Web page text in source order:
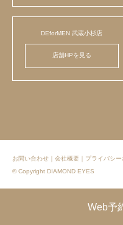
DEforMEN 武蔵小杉店
店舗HPを見る
お問い合わせ 会社概要
プライバシー
© Copyright DIAMOND EYES
Web予